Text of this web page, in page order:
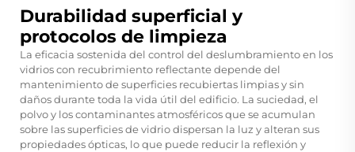
Durabilidad superficial y
protocolos de limpieza
La eficacia sostenida del control del deslumbramiento en los
vidrios con recubrimiento reflectante depende del
mantenimiento de superficies recubiertas limpias y sin
daños durante toda la vida útil del edificio. La suciedad, el
polvo y los contaminantes atmosféricos que se acumulan
sobre las superficies de vidrio dispersan la luz y alteran sus
propiedades ópticas, lo que puede reducir la reflexión y